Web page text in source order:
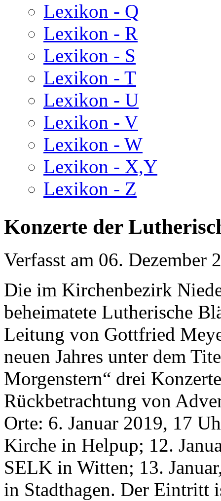
Lexikon - Q
Lexikon - R
Lexikon - S
Lexikon - T
Lexikon - U
Lexikon - V
Lexikon - W
Lexikon - X,Y
Lexikon - Z
Konzerte der
Verfasst am 06. Dezember
Die im Kirchenbezirk
beheimatete Lutherische
Leitung von Gottfried
neuen Jahres unter dem
Morgenstern“ drei
Rückbetrachtung von
Orte: 6. Januar 2019, 17
Kirche in Helpup; 12.
SELK in Witten; 13.
in Stadthagen. Der Eintritt